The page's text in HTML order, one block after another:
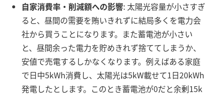
自家消費率・削減額への影響: 太陽光容量が小さすぎ
ると、昼間の需要を賄いきれずに結局多くを電力会
社から買うことになります。また蓄電池が小さい
と、昼間余った電力を貯めきれず捨ててしまうか、
安値で売電するしかなくなります。例えばある家庭
で日中5kWh消費し、太陽光は5kW載せて1日20kWh
発電したとします。このとき蓄電池が0だと余剰15k